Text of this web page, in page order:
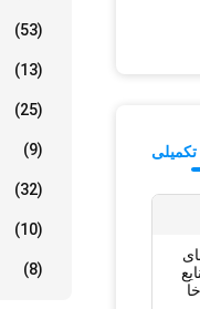
(53)
(13)
(25)
(9)
(32)
(10)
(8)